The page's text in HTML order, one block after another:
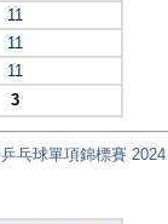
11
11
11
3
乓球單項錦標賽 2024